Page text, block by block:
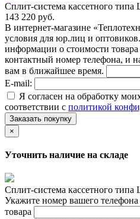
Сплит-система кассетного
143 220 руб.
В интернет-магазине
условия для юр.лиц и
информации о стоимости товара
контактный номер телефона, и
вам в ближайшее время.
E-mail:
Я согласен на обработку
соответствии с политикой
Заказать покупку
×
Уточнить наличие на складе
Сплит-система кассетного
Укажите номер вашего
товара